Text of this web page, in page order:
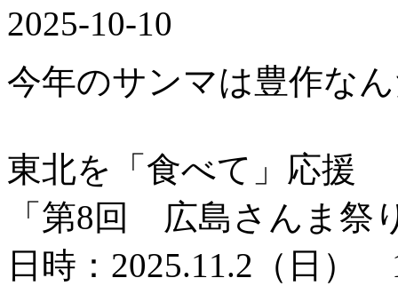
2025-10-10
今年のサンマは豊作な
東北を「食べて」応援
「第8回 広島さんま祭
日時：2025.11.2（日）